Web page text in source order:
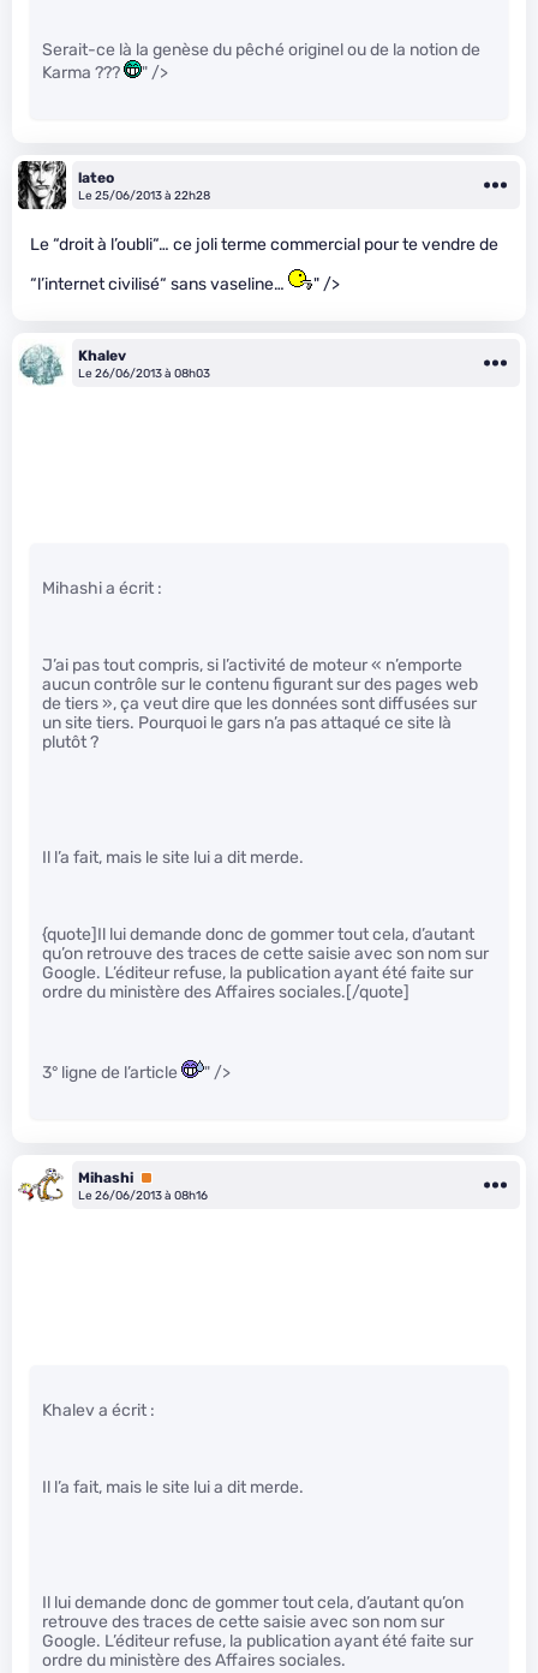
Serait-ce là la genèse du pêché originel ou de la notion de
Karma ???
" />
lateo
Le 25/06/2013 à 22h28
Le “droit à l’oubli“… ce joli terme commercial pour te vendre de
“l’internet civilisé“ sans vaseline…
" />
Khalev
Le 26/06/2013 à 08h03
Mihashi a écrit :
J’ai pas tout compris, si l’activité de moteur « n’emporte
aucun contrôle sur le contenu figurant sur des pages web
de tiers », ça veut dire que les données sont diffusées sur
un site tiers. Pourquoi le gars n’a pas attaqué ce site là
plutôt ?
Il l’a fait, mais le site lui a dit merde.
{quote]Il lui demande donc de gommer tout cela, d’autant
qu’on retrouve des traces de cette saisie avec son nom sur
Google. L’éditeur refuse, la publication ayant été faite sur
ordre du ministère des Affaires sociales.[/quote]
3° ligne de l’article " />
Mihashi Premium
Le 26/06/2013 à 08h16
Khalev a écrit :
Il l’a fait, mais le site lui a dit merde.
Il lui demande donc de gommer tout cela, d’autant qu’on
retrouve des traces de cette saisie avec son nom sur
Google. L’éditeur refuse, la publication ayant été faite sur
ordre du ministère des Affaires sociales.